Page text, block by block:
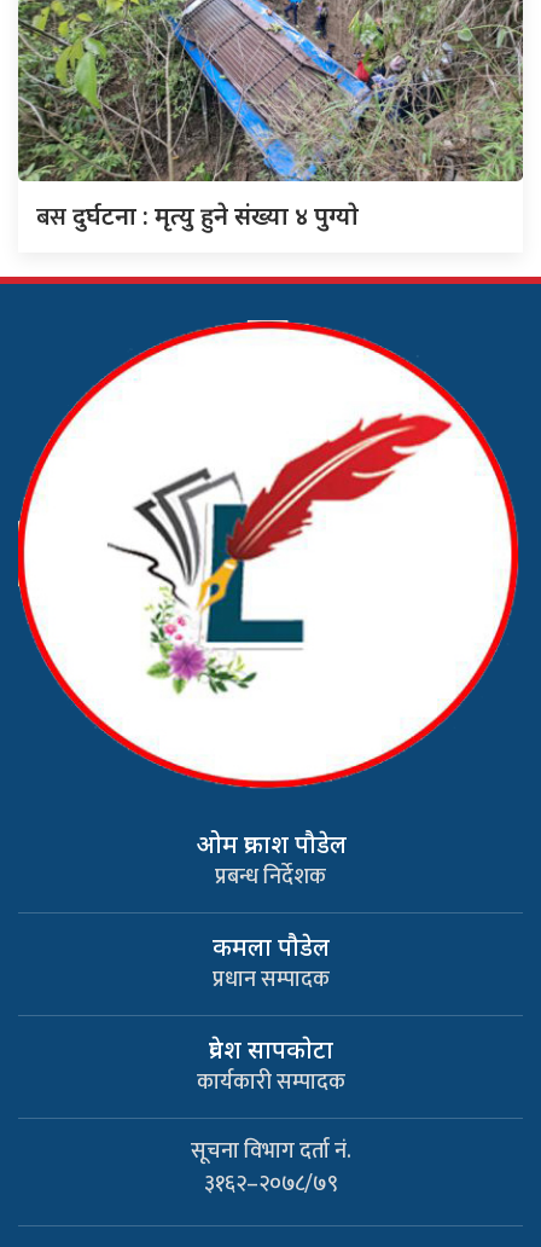
बसदुर्घटना : मृत्यु हुने संख्या ४ पुग्याे
ओम प्रकाश पौडेल
प्रबन्ध निर्देशक
कमला पौडेल
प्रधान सम्पादक
प्रवेश सापकाेटा
कार्यकारी सम्पादक
सूचना विभाग दर्ता नं.
३१६२–२०७८/७९